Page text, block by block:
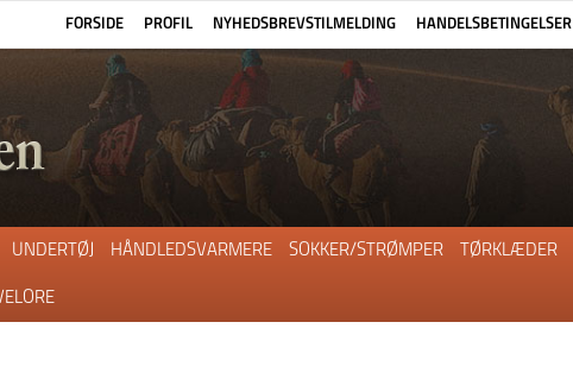
FORSIDE PROFIL NYHEDSBREVSTILMELDING HANDELSBETINGELSER
UNDERTØJ HÅNDLEDSVARMERE SOKKER/STRØMPER TØRKLÆDER